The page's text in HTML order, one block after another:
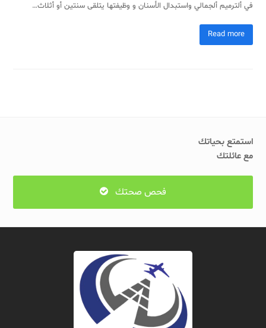
في ألترميم ألجمالي واستبدال الأسنان و وظيفتها يتلقى سنتين أو أثلاث…
Read more
استمتع بحياتك
مع عائلتك
فحص صحتك